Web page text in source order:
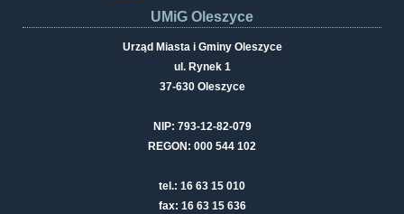
UMiG Oleszyce
Urząd Miasta i Gminy Oleszyce
ul. Rynek 1
37-630 Oleszyce
NIP: 793-12-82-079
REGON: 000 544 102
tel.: 16 63 15 010
fax: 16 63 15 636